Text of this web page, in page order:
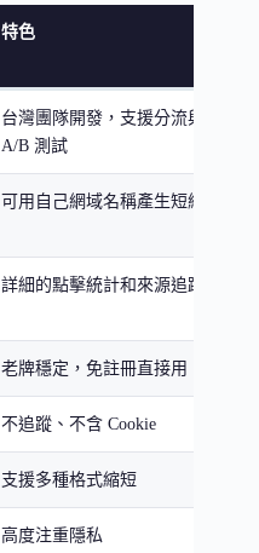
特色
台灣團隊開發，支援分流與
A/B 測試
可用自己網域名稱產生短網址
詳細的點擊統計和來源追蹤
老牌穩定，免註冊直接用
不追蹤、不含 Cookie
支援多種格式縮短
高度注重隱私